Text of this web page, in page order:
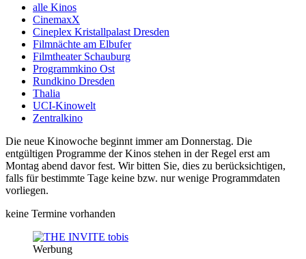
alle Kinos
CinemaxX
Cineplex Kristallpalast Dresden
Filmnächte am Elbufer
Filmtheater Schauburg
Programmkino Ost
Rundkino Dresden
Thalia
UCI-Kinowelt
Zentralkino
Die neue Kinowoche beginnt immer am Donnerstag. Die
entgültigen Programme der Kinos stehen in der Regel erst am
Montag abend davor fest. Wir bitten Sie, dies zu berücksichtigen,
falls für bestimmte Tage keine bzw. nur wenige Programmdaten
vorliegen.
keine Termine vorhanden
Werbung